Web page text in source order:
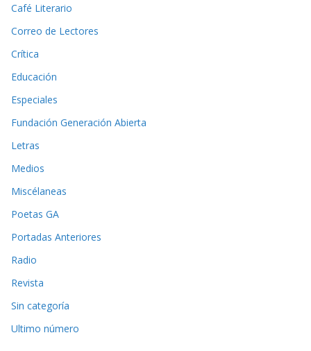
Café Literario
Correo de Lectores
Crítica
Educación
Especiales
Fundación Generación Abierta
Letras
Medios
Miscélaneas
Poetas GA
Portadas Anteriores
Radio
Revista
Sin categoría
Ultimo número